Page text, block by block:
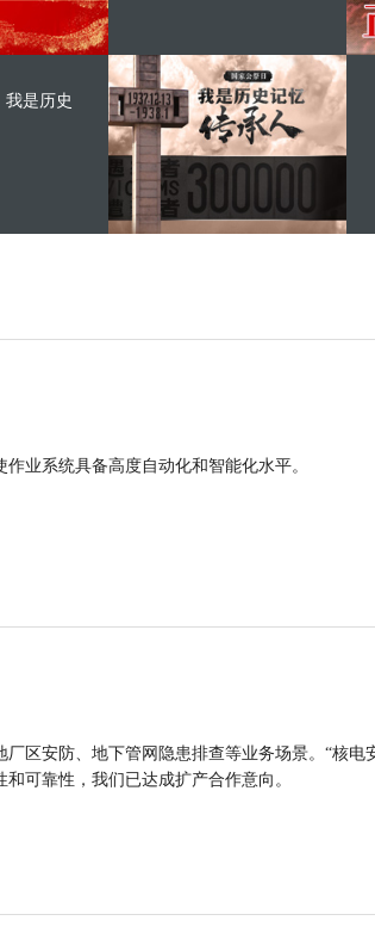
我是历史
业系统具备高度自动化和智能化水平。
区安防、地下管网隐患排查等业务场景。“核电
可靠性，我们已达成扩产合作意向。